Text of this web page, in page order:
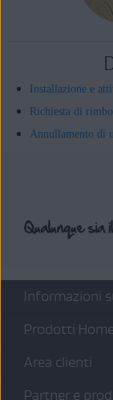
Installazione e
Richiesta di
Annullamento di
Informazioni
Prodotti Home
Area clienti
Partner e